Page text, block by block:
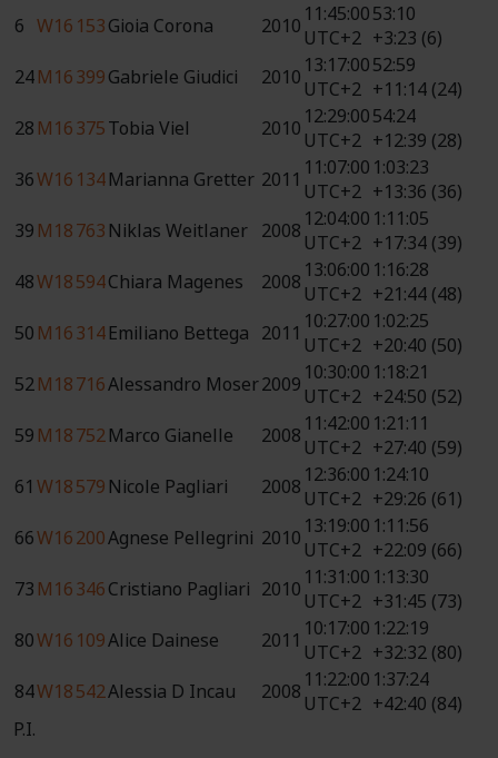
6 W16 153Gioia Corona 2010 11:45:00
UTC+2
53:10
+3:23 (6)
24M16399Gabriele Giudici 2010 13:17:00
UTC+2
52:59
+11:14 (24)
28 M16375Tobia Viel 2010 12:29:00
UTC+2
54:24
+12:39 (28)
36W16 134Marianna Gretter 2011 11:07:00
UTC+2
1:03:23
+13:36 (36)
39 M18763 Niklas Weitlaner 2008 12:04:00
UTC+2
1:11:05
+17:34 (39)
48W18594Chiara Magenes 2008 13:06:00
UTC+2
1:16:28
+21:44 (48)
50 M16314Emiliano Bettega 2011 10:27:00
UTC+2
1:02:25
+20:40 (50)
52M18716Alessandro Moser2009 10:30:00
UTC+2
1:18:21
+24:50 (52)
59 M18752Marco Gianelle 2008 11:42:00
UTC+2
1:21:11
+27:40 (59)
61 W18579 Nicole Pagliari 2008 12:36:00
UTC+2
1:24:10
+29:26 (61)
66W16200Agnese Pellegrini 2010 13:19:00
UTC+2
1:11:56
+22:09 (66)
73 M16346Cristiano Pagliari 2010 11:31:00
UTC+2
1:13:30
+31:45 (73)
80W16 109Alice Dainese 2011 10:17:00
UTC+2
1:22:19
+32:32 (80)
84W18542Alessia D Incau 2008 11:22:00
UTC+2
1:37:24
+42:40 (84)
P.I.